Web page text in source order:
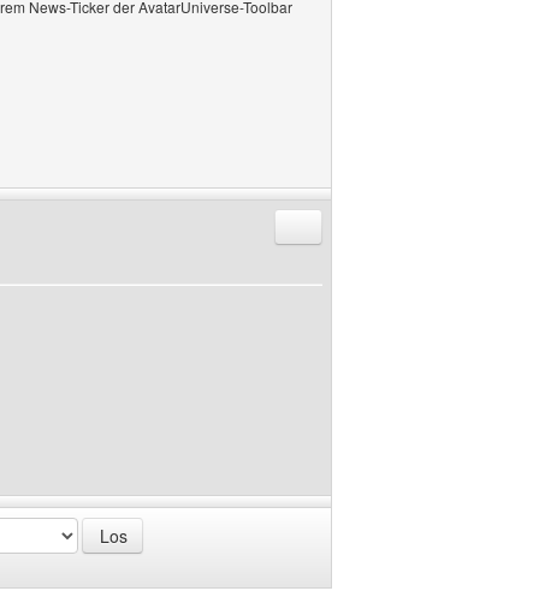
News-Ticker der AvatarUniverse-Toolbar